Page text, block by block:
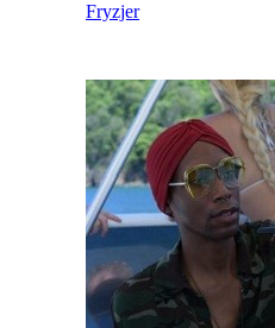
Fryzjer